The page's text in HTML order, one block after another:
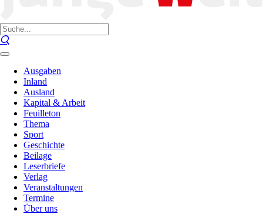
Ausgaben
Inland
Ausland
Kapital & Arbeit
Feuilleton
Thema
Sport
Geschichte
Beilage
Leserbriefe
Verlag
Veranstaltungen
Termine
Über uns